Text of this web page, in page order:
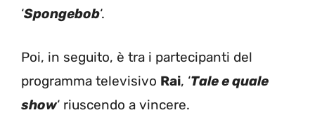
‘Spongebob‘.
Poi, in seguito, è tra i partecipanti del
programma televisivo Rai, ‘Tale e quale
show‘ riuscendo a vincere.